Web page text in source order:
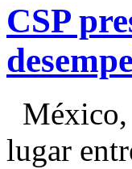
CSP
México,
lugar